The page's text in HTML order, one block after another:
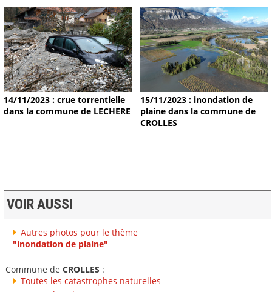
14/11/2023 : crue torrentielle
dans la commune de LECHERE
15/11/2023 : inondation de
plaine dans la commune de
CROLLES
VOIR AUSSI
Autres photos pour le thème
"inondation de plaine"
Commune de CROLLES :
Toutes les catastrophes naturelles